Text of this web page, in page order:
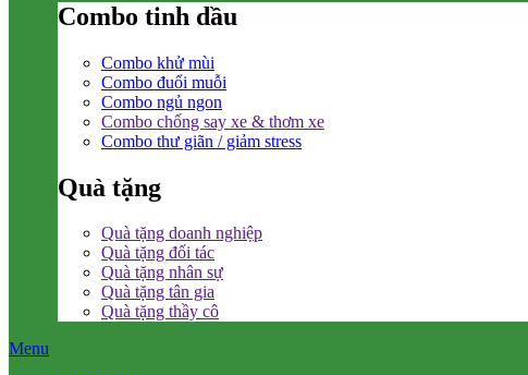
Combo tinh dầu
Combo khử mùi
Combo đuổi muỗi
Combo ngủ ngon
Combo chống say xe & thơm xe
Combo thư giãn / giảm stress
Quà tặng
Quà tặng doanh nghiệp
Quà tặng đối tác
Quà tặng nhân sự
Quà tặng tân gia
Quà tặng thầy cô
Menu